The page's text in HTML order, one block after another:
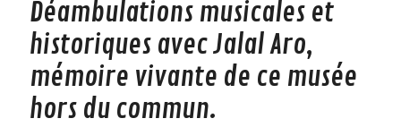
Déambulations musicales et
historiques avec Jalal Aro,
mémoire vivante de ce musée
hors du commun.